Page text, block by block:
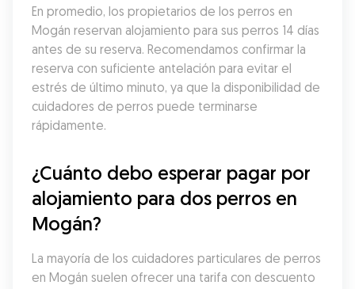
En promedio, los propietarios de los perros en
Mogán reservan alojamiento para sus perros 14 días
antes de su reserva. Recomendamos confirmar la
reserva con suficiente antelación para evitar el
estrés de último minuto, ya que la disponibilidad de
cuidadores de perros puede terminarse
rápidamente.
¿Cuánto debo esperar pagar por
alojamiento para dos perros en
Mogán?
La mayoría de los cuidadores particulares de perros
en Mogán suelen ofrecer una tarifa con descuento